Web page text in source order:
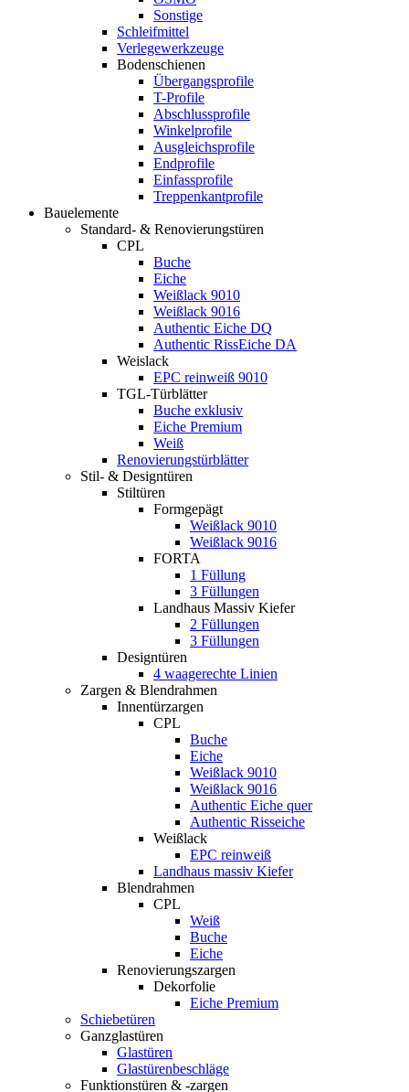
Sonstige
Schleifmittel
Verlegewerkzeuge
Bodenschienen
Übergangsprofile
T-Profile
Abschlussprofile
Winkelprofile
Ausgleichsprofile
Endprofile
Einfassprofile
Treppenkantprofile
Bauelemente
Standard- & Renovierungstüren
CPL
Buche
Eiche
Weißlack 9010
Weißlack 9016
Authentic Eiche DQ
Authentic RissEiche DA
Weislack
EPC reinweiß 9010
TGL-Türblätter
Buche exklusiv
Eiche Premium
Weiß
Renovierungstürblätter
Stil- & Designtüren
Stiltüren
Formgepägt
Weißlack 9010
Weißlack 9016
FORTA
1 Füllung
3 Füllungen
Landhaus Massiv Kiefer
2 Füllungen
3 Füllungen
Designtüren
4 waagerechte Linien
Zargen & Blendrahmen
Innentürzargen
CPL
Buche
Eiche
Weißlack 9010
Weißlack 9016
Authentic Eiche quer
Authentic Risseiche
Weißlack
EPC reinweiß
Landhaus massiv Kiefer
Blendrahmen
CPL
Weiß
Buche
Eiche
Renovierungszargen
Dekorfolie
Eiche Premium
Schiebetüren
Ganzglastüren
Glastüren
Glastürenbeschläge
Funktionstüren & -zargen